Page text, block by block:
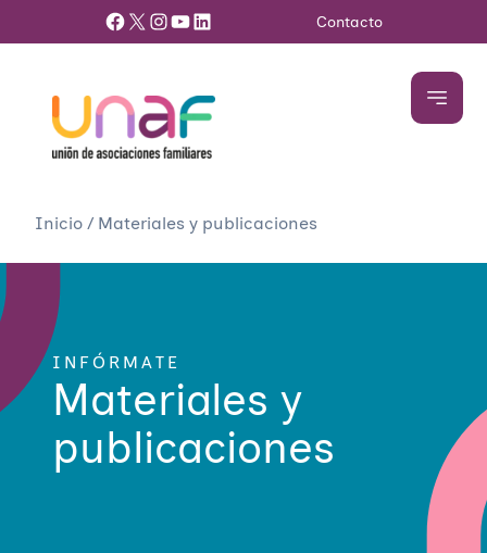
Facebook X InstagramYouTube LinkedIn Contacto
Inicio / Materiales y publicaciones
INFÓRMATE
Materiales y
publicaciones